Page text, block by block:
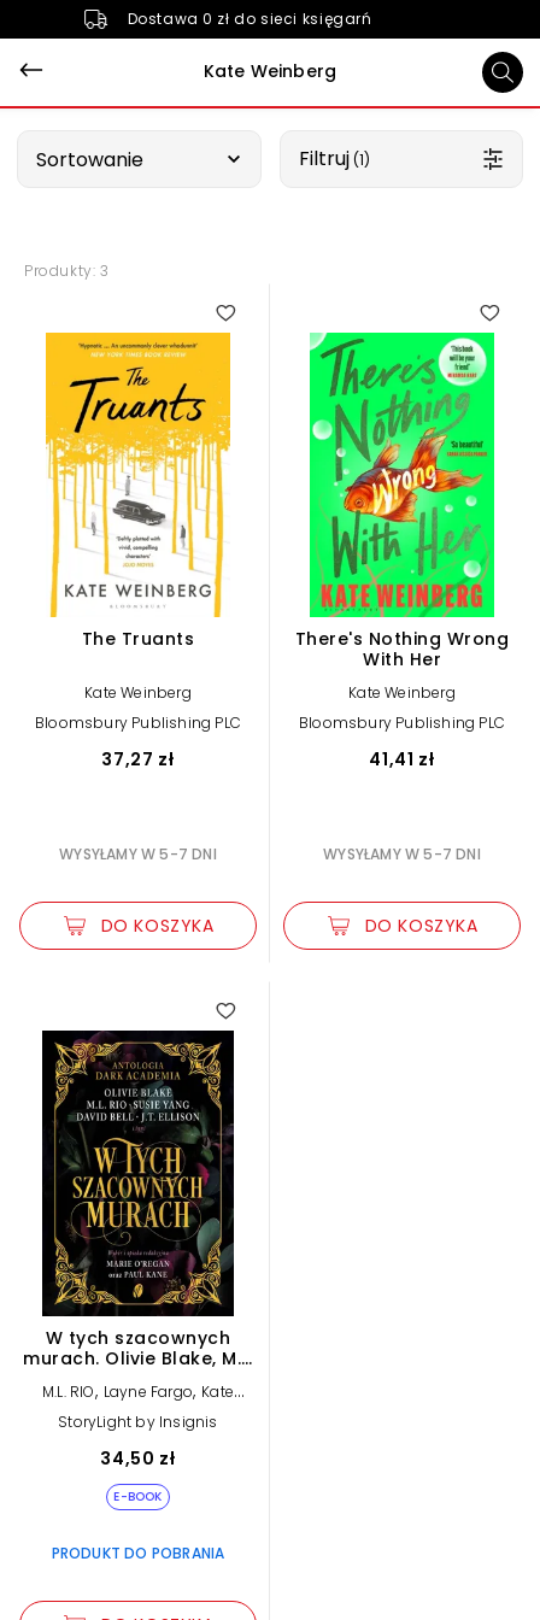
Dostawa 0 zł do sieci księgarń
Kate Weinberg
Sortowanie Filtruj (1)
Produkty: 3
The Truants
Kate Weinberg
Bloomsbury Publishing PLC
37,27 zł
WYSYŁAMY W 5-7 DNI
DO KOSZYKA
There's Nothing Wrong
With Her
Kate Weinberg
Bloomsbury Publishing PLC
41,41 zł
WYSYŁAMY W 5-7 DNI
DO KOSZYKA
W tych szacownych
murach. Olivie Blake, M.L.
Academia (e-book)
M.L. RIO, Layne Fargo, Kate
Weinberg
, Susie Yang
Phoebe
Wynne,Tori Bovalino, Olivie
Kelly Andrew,James Tate
Marie O’Regan ,
Paul Kane
StoryLight by Insignis
34,50 zł
E-BOOK
PRODUKT DO POBRANIA